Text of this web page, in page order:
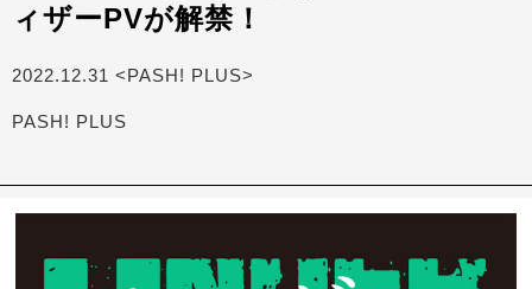
ィザーPVが解禁！
2022.12.31 <PASH! PLUS>
PASH! PLUS